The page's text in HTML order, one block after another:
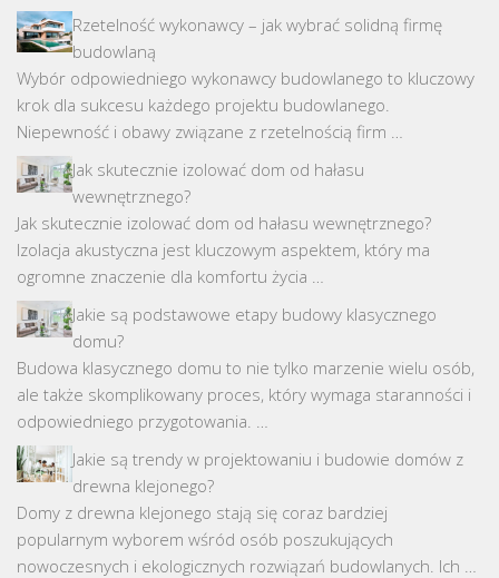
Rzetelność wykonawcy – jak wybrać solidną firmę
budowlaną
Wybór odpowiedniego wykonawcy budowlanego to kluczowy
krok dla sukcesu każdego projektu budowlanego.
Niepewność i obawy związane z rzetelnością firm …
Jak skutecznie izolować dom od hałasu
wewnętrznego?
Jak skutecznie izolować dom od hałasu wewnętrznego?
Izolacja akustyczna jest kluczowym aspektem, który ma
ogromne znaczenie dla komfortu życia …
Jakie są podstawowe etapy budowy klasycznego
domu?
Budowa klasycznego domu to nie tylko marzenie wielu osób,
ale także skomplikowany proces, który wymaga staranności i
odpowiedniego przygotowania. …
Jakie są trendy w projektowaniu i budowie domów z
drewna klejonego?
Domy z drewna klejonego stają się coraz bardziej
popularnym wyborem wśród osób poszukujących
nowoczesnych i ekologicznych rozwiązań budowlanych. Ich …